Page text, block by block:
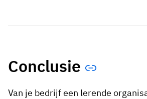
Conclusie
Van je bedrijf een lerende